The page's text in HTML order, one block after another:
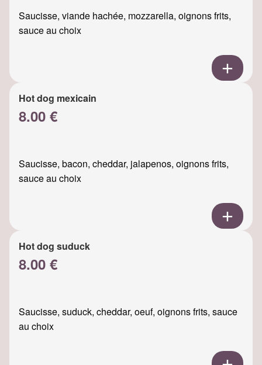
Saucisse, viande hachée, mozzarella, oignons frits,
sauce au choix
Hot dog mexicain
8.00 €
Saucisse, bacon, cheddar, jalapenos, oignons frits,
sauce au choix
Hot dog suduck
8.00 €
Saucisse, suduck, cheddar, oeuf, oignons frits, sauce
au choix